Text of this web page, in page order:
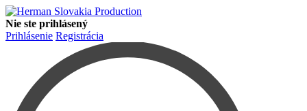
Nie ste prihlásený
Prihlásenie Registrácia